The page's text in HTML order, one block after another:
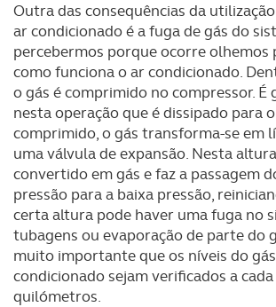
Outra das consequências da
ar condicionado é a fuga de gás do
percebermos porque ocorre olhemos
como funciona o ar condicionado.
o gás é comprimido no compressor. É
nesta operação que é dissipado para
comprimido, o gás transforma-se em
uma válvula de expansão. Nesta
convertido em gás e faz a passagem
pressão para a baixa pressão,
certa altura pode haver uma fuga no
tubagens ou evaporação de parte do
muito importante que os níveis do
condicionado sejam verificados a
quilómetros.